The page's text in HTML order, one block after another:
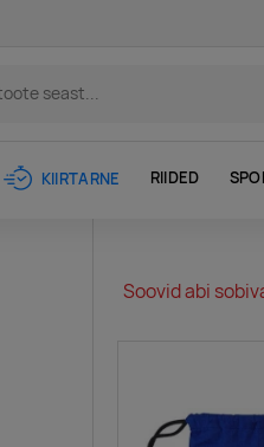
KIIRTARNE RIIDED
Soovid abi